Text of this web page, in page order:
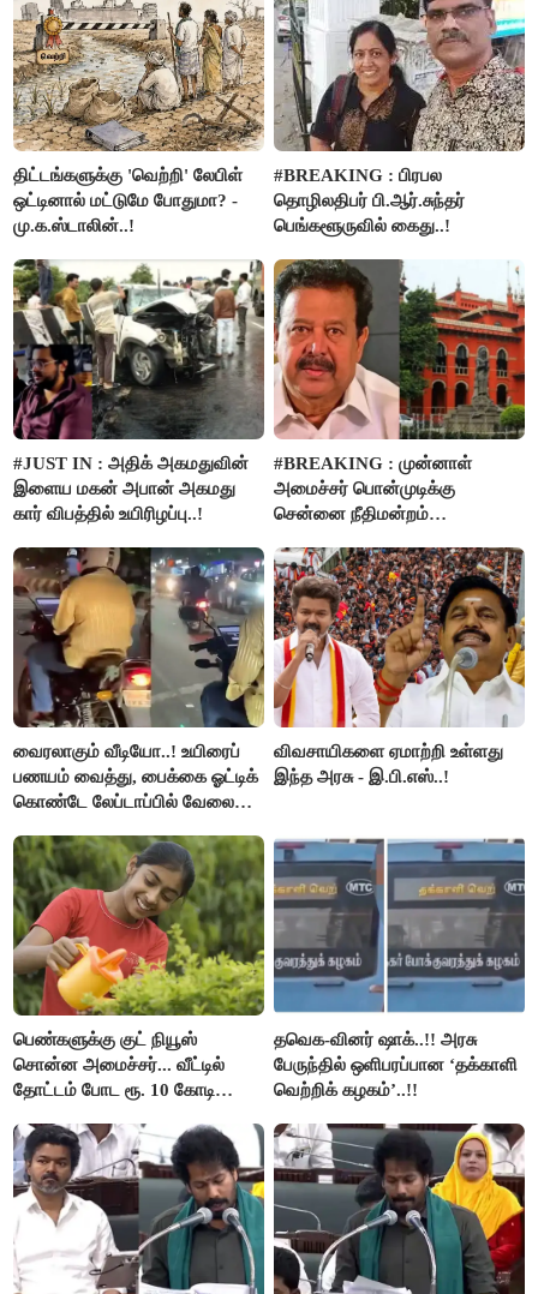
திட்டங்களுக்கு 'வெற்றி' லேபிள்
ஒட்டினால் மட்டுமே போதுமா? -
மு.க.ஸ்டாலின்..!
#BREAKING : பிரபல
தொழிலதிபர் பி.ஆர்.சுந்தர்
பெங்களூருவில் கைது..!
#JUST IN : அதிக் அகமதுவின்
இளைய மகன் அபான் அகமது
கார் விபத்தில் உயிரிழப்பு..!
#BREAKING : முன்னாள்
அமைச்சர் பொன்முடிக்கு
சென்னை நீதிமன்றம்
வைரலாகும் வீடியோ..! உயிரைப்
பணயம் வைத்து, பைக்கை ஓட்டிக்
கொண்டே லேப்டாப்பில் வேலை
விவசாயிகளை ஏமாற்றி உள்ளது
இந்த அரசு - இ.பி.எஸ்..!
பெண்களுக்கு குட் நியூஸ்
சொன்ன அமைச்சர்... வீட்டில்
தோட்டம் போட ரூ. 10 கோடி
தவெக-வினர் ஷாக்..!! அரசு
பேருந்தில் ஒளிபரப்பான ‘தக்காளி
வெற்றிக் கழகம்’..!!